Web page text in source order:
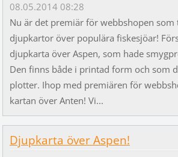
08.05.2014 08:28
Nu är det premiär för webbshopen
djupkartor över populära fiskesjöar!
djupkarta över Aspen, som hade
Den finns både i printad form och som
plotter. Ihop med premiären för
kartan över Anten! Vi...
Djupkarta över Aspen!